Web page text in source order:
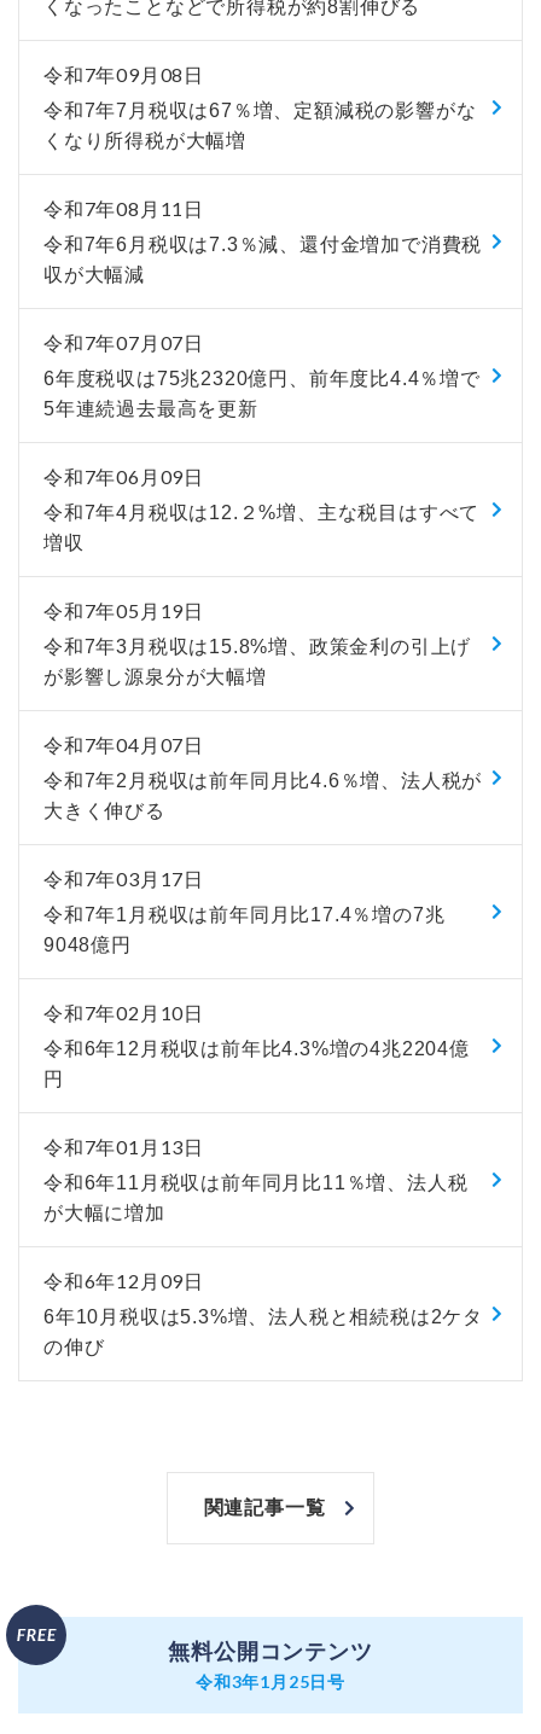
くなったことなどで所得税が約8割伸びる
令和7年09月08日
令和7年7月税収は67％増、定額減税の影響がな
くなり所得税が大幅増
令和7年08月11日
令和7年6月税収は7.3％減、還付金増加で消費税
収が大幅減
令和7年07月07日
6年度税収は75兆2320億円、前年度比4.4％増で
5年連続過去最高を更新
令和7年06月09日
令和7年4月税収は12.２%増、主な税目はすべて
増収
令和7年05月19日
令和7年3月税収は15.8%増、政策金利の引上げ
が影響し源泉分が大幅増
令和7年04月07日
令和7年2月税収は前年同月比4.6％増、法人税が
大きく伸びる
令和7年03月17日
令和7年1月税収は前年同月比17.4％増の7兆
9048億円
令和7年02月10日
令和6年12月税収は前年比4.3%増の4兆2204億
円
令和7年01月13日
令和6年11月税収は前年同月比11％増、法人税
が大幅に増加
令和6年12月09日
6年10月税収は5.3%増、法人税と相続税は2ケタ
の伸び
関連記事一覧
無料公開コンテンツ
令和3年1月25日号